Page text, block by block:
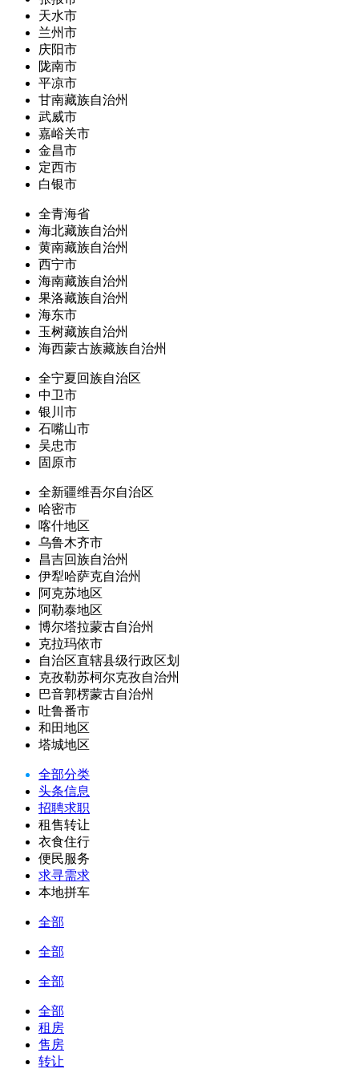
天水市
兰州市
庆阳市
陇南市
平凉市
甘南藏族自治州
武威市
嘉峪关市
金昌市
定西市
白银市
全青海省
海北藏族自治州
黄南藏族自治州
西宁市
海南藏族自治州
果洛藏族自治州
海东市
玉树藏族自治州
海西蒙古族藏族自治州
全宁夏回族自治区
中卫市
银川市
石嘴山市
吴忠市
固原市
全新疆维吾尔自治区
哈密市
喀什地区
乌鲁木齐市
昌吉回族自治州
伊犁哈萨克自治州
阿克苏地区
阿勒泰地区
博尔塔拉蒙古自治州
克拉玛依市
自治区直辖县级行政区划
克孜勒苏柯尔克孜自治州
巴音郭楞蒙古自治州
吐鲁番市
和田地区
塔城地区
全部分类
头条信息
招聘求职
租售转让
衣食住行
便民服务
求寻需求
本地拼车
全部
全部
全部
全部
租房
售房
转让